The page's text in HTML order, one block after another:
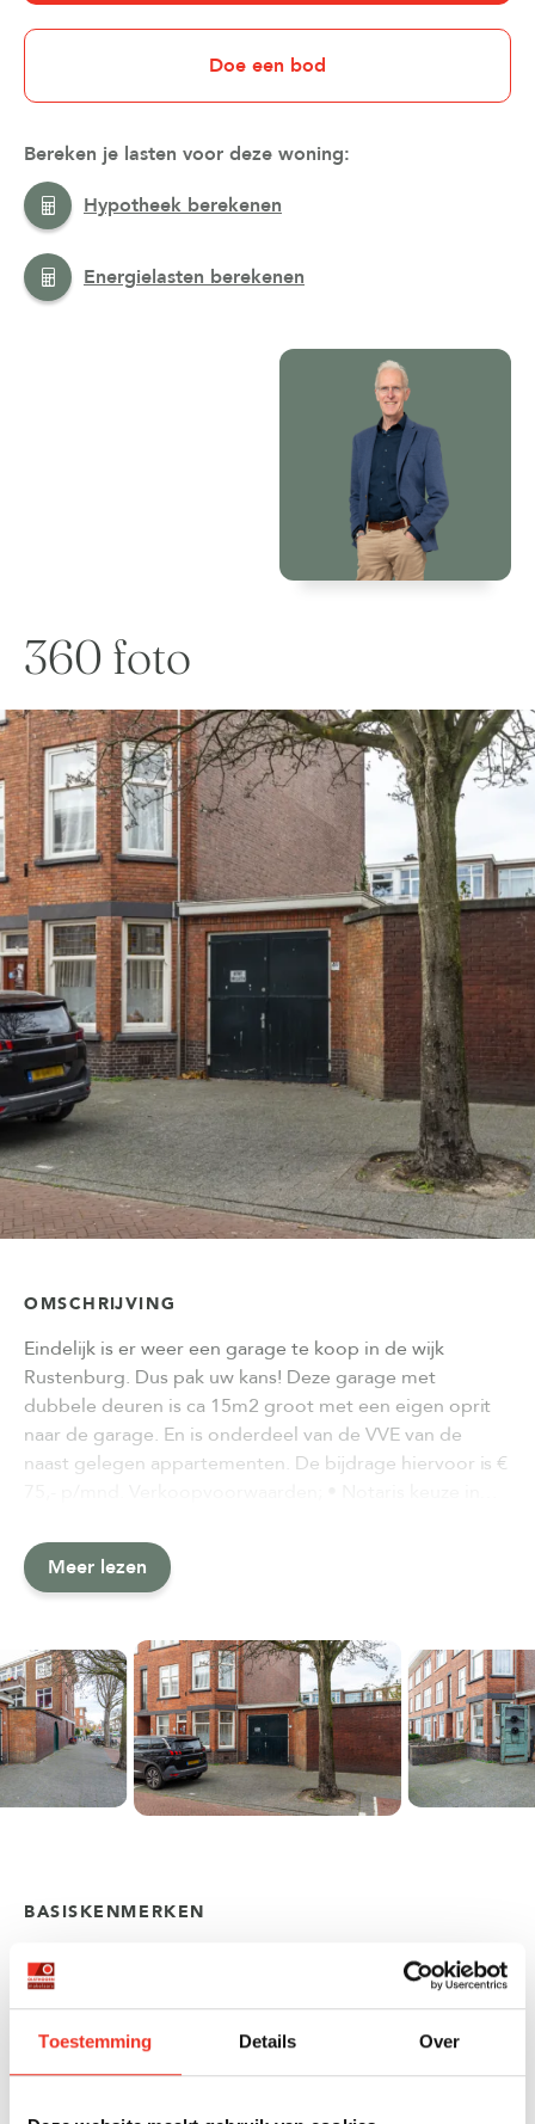
Toestemming Details Over
Doe een bod
Bereken je lasten voor deze woning:
Hypotheek berekenen
Energielasten berekenen
360 foto
OMSCHRIJVING
Eindelijk is er weer een garage te koop in de wijk
Rustenburg. Dus pak uw kans! Deze garage met
dubbele deuren is ca 15m2 groot met een eigen oprit
naar de garage. En is onderdeel van de VVE van de
naast gelegen appartementen. De bijdrage hiervoor is €
Meer lezen
BASISKENMERKEN
OVERDRACHT
Status Beschikbaar